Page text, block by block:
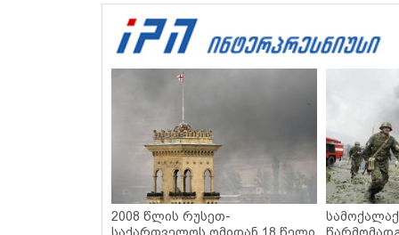
2008 წლის რუსეთ-
საქართველოს ომიდან 18 წელი